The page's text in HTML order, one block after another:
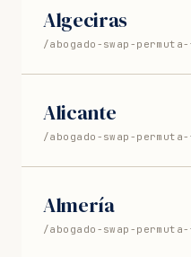
Algeciras
/abogado-swap-
Alicante
/abogado-swap-
Almería
/abogado-swap-